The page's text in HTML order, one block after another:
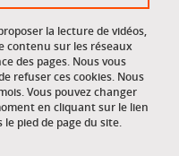
la lecture de vidéos,
contenu sur les réseaux
des pages. Nous vous
refuser ces cookies. Nous
Vous pouvez changer
en cliquant sur le lien
pied de page du site.